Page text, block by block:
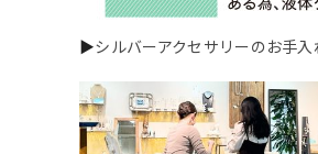
▶シルバーアクセサリーのお手